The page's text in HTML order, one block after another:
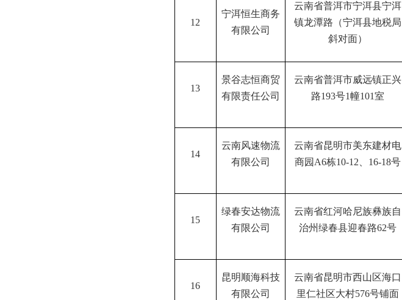
12
宁洱恒生商务
有限公司
云南省普洱市宁洱县宁洱
镇龙潭路（宁洱县地税局
斜对面）
13
景谷志恒商贸
有限责任公司
云南省普洱市威远镇正兴
路193号1幢101室
14
云南风速物流
有限公司
云南省昆明市美东建材电
商园A6栋10-12、 16-18号
15
绿春安达物流
有限公司
云南省红河哈尼族彝族自
治州绿春县迎春路62号
16
昆明顺海科技
有限公司
云南省昆明市西山区海口
里仁社区大村576号铺面